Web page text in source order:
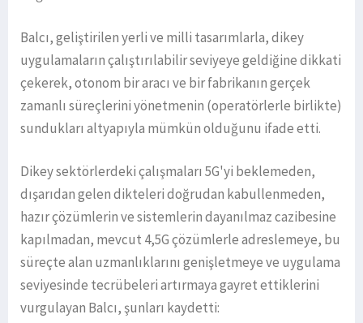
Balcı, geliştirilen yerli ve milli tasarımlarla, dikey
uygulamaların çalıştırılabilir seviyeye geldiğine dikkati
çekerek, otonom bir aracı ve bir fabrikanın gerçek
zamanlı süreçlerini yönetmenin (operatörlerle birlikte)
sundukları altyapıyla mümkün olduğunu ifade etti.
Dikey sektörlerdeki çalışmaları 5G'yi beklemeden,
dışarıdan gelen dikteleri doğrudan kabullenmeden,
hazır çözümlerin ve sistemlerin dayanılmaz cazibesine
kapılmadan, mevcut 4,5G çözümlerle adreslemeye, bu
süreçte alan uzmanlıklarını genişletmeye ve uygulama
seviyesinde tecrübeleri artırmaya gayret ettiklerini
vurgulayan Balcı, şunları kaydetti: